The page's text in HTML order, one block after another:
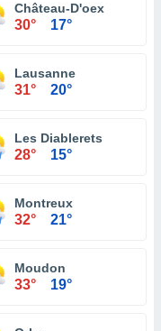
Château-D'oex
30° 17°
Lausanne
31° 20°
Les Diablerets
28° 15°
Montreux
32° 21°
Moudon
33° 19°